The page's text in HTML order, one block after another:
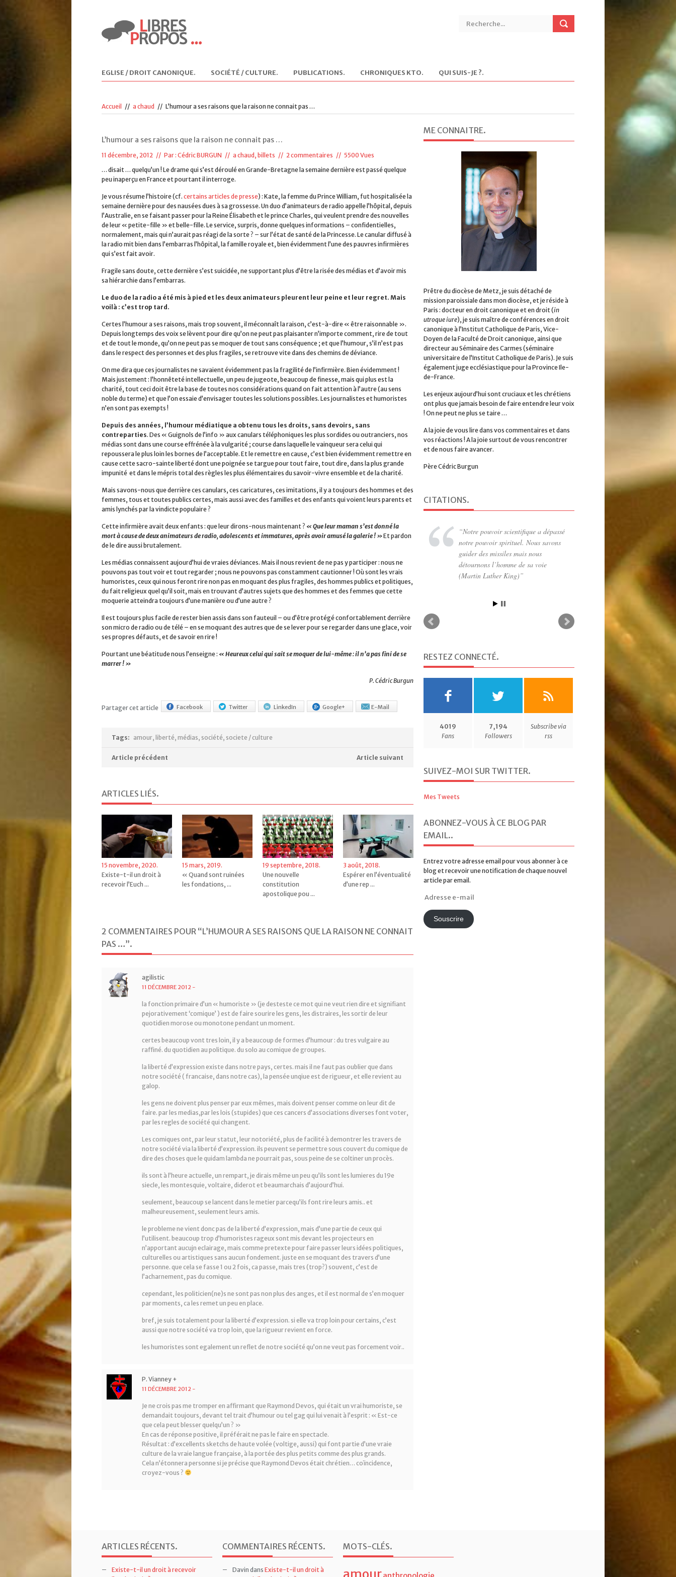
EGLISE / DROIT CANONIQUE. SOCIÉTÉ / CULTURE. PUBLICATIONS. CHRONIQUES KTO. QUI SUIS-JE ?.
Accueil // a chaud // L’humour a ses raisons que la raison ne connait pas …
L’humour a ses raisons que la raison ne connait pas …
11 décembre, 2012 // Par : Cédric BURGUN // a chaud , billets // 2 commentaires // 5500 Vues
… disait … quelqu’un ! Le drame qui s’est déroulé en Grande-Bretagne la semaine dernière est passé quelque
peu inaperçu en France et pourtant il interroge.
Je vous résume l’histoire (cf. certains articles de presse) : Kate, la femme du Prince William, fut hospitalisée la
semaine dernière pour des nausées dues à sa grossesse. Un duo d’animateurs de radio appelle l’hôpital, depuis
l’Australie, en se faisant passer pour la Reine Élisabeth et le prince Charles, qui veulent prendre des nouvelles
de leur « petite-fille » et belle-fille. Le service, surpris, donne quelques informations – confidentielles,
normalement, mais qui n’aurait pas réagi de la sorte ? – sur l’état de santé de la Princesse. Le canular diffusé à
la radio mit bien dans l’embarras l’hôpital, la famille royale et, bien évidemment l’une des pauvres infirmières
qui s’est fait avoir.
Fragile sans doute, cette dernière s’est suicidée, ne supportant plus d’être la risée des médias et d’avoir mis
sa hiérarchie dans l’embarras.
Le duo de la radio a été mis à pied et les deux animateurs pleurent leur peine et leur regret. Mais
voilà : c’est trop tard.
Certes l’humour a ses raisons, mais trop souvent, il méconnaît la raison, c’est-à-dire « être raisonnable ».
Depuis longtemps des voix se lèvent pour dire qu’on ne peut pas plaisanter n’importe comment, rire de tout
et de tout le monde, qu’on ne peut pas se moquer de tout sans conséquence ; et que l’humour, s’il n’est pas
dans le respect des personnes et des plus fragiles, se retrouve vite dans des chemins de déviance.
On me dira que ces journalistes ne savaient évidemment pas la fragilité de l’infirmière. Bien évidemment !
Mais justement : l’honnêteté intellectuelle, un peu de jugeote, beaucoup de finesse, mais qui plus est la
charité, tout ceci doit être la base de toutes nos considérations quand on fait attention à l’autre (au sens
noble du terme) et que l’on essaie d’envisager toutes les solutions possibles. Les journalistes et humoristes
n’en sont pas exempts !
Depuis des années, l’humour médiatique a obtenu tous les droits, sans devoirs, sans
contreparties. Des « Guignols de l’info » aux canulars téléphoniques les plus sordides ou outranciers, nos
médias sont dans une course effrénée à la vulgarité ; course dans laquelle le vainqueur sera celui qui
repoussera le plus loin les bornes de l’acceptable. Et le remettre en cause, c’est bien évidemment remettre en
cause cette sacro-sainte liberté dont une poignée se targue pour tout faire, tout dire, dans la plus grande
impunité et dans le mépris total des règles les plus élémentaires du savoir-vivre ensemble et de la charité.
Mais savons-nous que derrière ces canulars, ces caricatures, ces imitations, il y a toujours des hommes et des
femmes, tous et toutes publics certes, mais aussi avec des familles et des enfants qui voient leurs parents et
amis lynchés par la vindicte populaire ?
Cette infirmière avait deux enfants : que leur dirons-nous maintenant ? « Que leur maman s’est donné la
mort à cause de deux animateurs de radio, adolescents et immatures, après avoir amusé la galerie ! »Et pardon
de le dire aussi brutalement.
Les médias connaissent aujourd’hui de vraies déviances. Mais il nous revient de ne pas y participer : nous ne
pouvons pas tout voir et tout regarder ; nous ne pouvons pas constamment cautionner ! Où sont les vrais
humoristes, ceux qui nous feront rire non pas en moquant des plus fragiles, des hommes publics et politiques,
du fait religieux quel qu’il soit, mais en trouvant d’autres sujets que des hommes et des femmes que cette
moquerie atteindra toujours d’une manière ou d’une autre ?
Il est toujours plus facile de rester bien assis dans son fauteuil – ou d’être protégé confortablement derrière
son micro de radio ou de télé – en se moquant des autres que de se lever pour se regarder dans une glace, voir
ses propres défauts, et de savoir en rire !
Pourtant une béatitude nous l’enseigne : « Heureux celui qui sait se moquer de lui-même : il n’a pas fini de se
marrer ! »
P. Cédric Burgun
Partager cet article Facebook Twitter LinkedIn Google+ E-Mail
Tags: amour, liberté, médias, société, societe / culture
Article précédent Article suivant
ARTICLES LIÉS.
15 novembre, 2020.
Existe-t-il un droit à
recevoir l’Euch ...
15 mars, 2019.
« Quand sont ruinées
les fondations, ...
19 septembre, 2018.
Une nouvelle
constitution
apostolique pou ...
3 août, 2018.
Espérer en l’éventualité
d’une rep ...
2 COMMENTAIRES POUR “L’HUMOUR A SES RAISONS QUE LA RAISON NE CONNAIT
PAS …”.
agilistic
11 DÉCEMBRE 2012 -
la fonction primaire d’un « humoriste » (je desteste ce mot qui ne veut rien dire et signifiant
pejorativement ‘comique’ ) est de faire sourire les gens, les distraires, les sortir de leur
quotidien morose ou monotone pendant un moment.
certes beaucoup vont tres loin, il y a beaucoup de formes d’humour : du tres vulgaire au
raffiné. du quotidien au politique. du solo au comique de groupes.
la liberté d’expression existe dans notre pays, certes. mais il ne faut pas oublier que dans
notre société ( francaise, dans notre cas), la pensée unqiue est de rigueur, et elle revient au
galop.
les gens ne doivent plus penser par eux mêmes, mais doivent penser comme on leur dit de
faire. par les medias,par les lois (stupides) que ces cancers d’associations diverses font voter,
par les regles de société qui changent.
Les comiques ont, par leur statut, leur notoriété, plus de facilité à demontrer les travers de
notre société via la liberté d’expression. ils peuvent se permettre sous couvert du comique de
dire des choses que le quidam lambda ne pourrait pas, sous peine de se coltiner un procès.
ils sont à l’heure actuelle, un rempart, je dirais même un peu qu’ils sont les lumieres du 19e
siecle, les montesquie, voltaire, diderot et beaumarchais d’aujourd’hui.
seulement, beaucoup se lancent dans le metier parcequ’ils font rire leurs amis.. et
malheureusement, seulement leurs amis.
le probleme ne vient donc pas de la liberté d’expression, mais d’une partie de ceux qui
l’utilisent. beaucoup trop d’humoristes rageux sont mis devant les projecteurs en
n’apportant aucujn eclairage, mais comme pretexte pour faire passer leurs idées politiques,
culturelles ou artistiques sans aucun fondement. juste en se moquant des travers d’une
personne. que cela se fasse 1 ou 2 fois, ca passe, mais tres (trop?) souvent, c’est de
l’acharnement, pas du comique.
cependant, les politicien(ne)s ne sont pas non plus des anges, et il est normal de s’en moquer
par moments, ca les remet un peu en place.
bref, je suis totalement pour la liberté d’expression. si elle va trop loin pour certains, c’est
aussi que notre société va trop loin, que la rigueur revient en force.
les humoristes sont egalement un reflet de notre société qu’on ne veut pas forcement voir..
P. Vianney +
11 DÉCEMBRE 2012 -
Je ne crois pas me tromper en affirmant que Raymond Devos, qui était un vrai humoriste, se
demandait toujours, devant tel trait d’humour ou tel gag qui lui venait à l’esprit : « Est-ce
que cela peut blesser quelqu’un ? »
En cas de réponse positive, il préférait ne pas le faire en spectacle.
Résultat : d’excellents sketchs de haute volée (voltige, aussi) qui font partie d’une vraie
culture de la vraie langue française, à la portée des plus petits comme des plus grands.
Cela n’étonnera personne si je précise que Raymond Devos était chrétien… coïncidence,
croyez-vous ?
ME CONNAITRE.
Prêtre du diocèse de Metz, je suis détaché de
mission paroissiale dans mon diocèse, et je réside à
Paris : docteur en droit canonique et en droit (in
utroque iure), je suis maître de conférences en droit
canonique à l’Institut Catholique de Paris, Vice-
Doyen de la Faculté de Droit canonique, ainsi que
directeur au Séminaire des Carmes (séminaire
universitaire de l’Institut Catholique de Paris). Je suis
également juge ecclésiastique pour la Province Ile-
de-France.
Les enjeux aujourd’hui sont cruciaux et les chrétiens
ont plus que jamais besoin de faire entendre leur voix
! On ne peut ne plus se taire …
A la joie de vous lire dans vos commentaires et dans
vos réactions ! A la joie surtout de vous rencontrer
et de nous faire avancer.
Père Cédric Burgun
CITATIONS.
Le propre de la puissance est de
protéger (Pascal)
RESTEZ CONNECTÉ
4019
Fans
7,194
Followers
Subscribe via
rss
SUIVEZ-MOI SUR TWITTER
EMAIL..
Entrez votre adresse email pour vous abonner à ce
blog et recevoir une notification de chaque nouvel
article par email.
Adresse
e-
mail Souscrire
ARTICLES RÉCENTS.
Existe-t-il un droit à recevoir
COMMENTAIRES RÉCENTS.
Davin dans Existe-t-il un droit à
MOTS-CLÉS.